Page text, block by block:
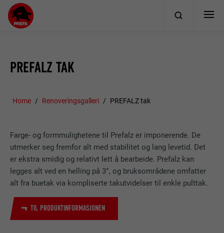
PREFALZ TAK
Home Renoveringsgalleri PREFALZ tak
Farge- og formmulighetene til Prefalz er imponerende. De
utmerker seg fremfor alt med stabilitet og lang levetid. Det
er ekstra smidig og relativt lett å bearbeide. Prefalz kan
legges alt ved en helling på 3°, og bruksområdene omfatter
alt fra buetak via kompliserte takutvidelser til enkle pulttak.
TIL PRODUKTINFORMASJONEN